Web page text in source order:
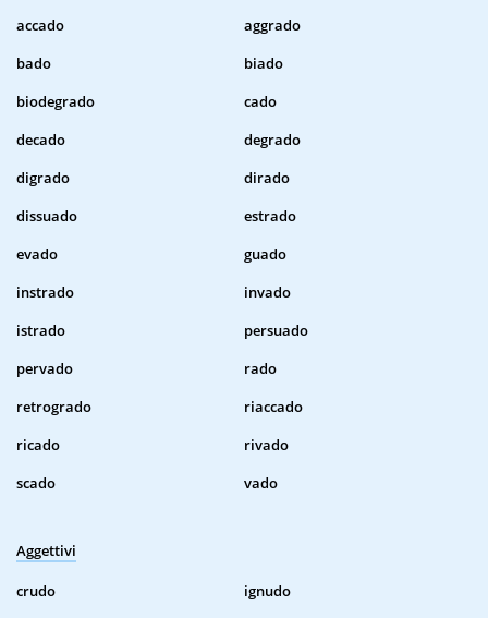
accado
aggrado
bado
biado
biodegrado
cado
decado
degrado
digrado
dirado
dissuado
estrado
evado
guado
instrado
invado
istrado
persuado
pervado
rado
retrogrado
riaccado
ricado
rivado
scado
vado
Aggettivi
crudo
ignudo